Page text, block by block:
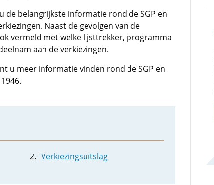
de belangrijkste informatie rond de SGP en
Naast de gevolgen van de
vermeld met welke lijsttrekker, programma
aan de verkiezingen.
u meer informatie vinden rond de SGP en
Verkiezingsuitslag